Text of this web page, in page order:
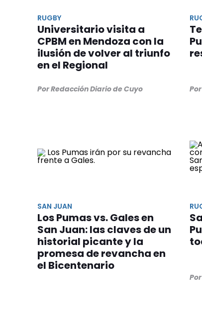
RUGBY
Universitario visita a
CPBM en Mendoza con la
ilusión de volver al triunfo
en el Regional
Por Redacción Diario de Cuyo
SAN JUAN
Los Pumas vs. Gales en
San Juan: las claves de un
historial picante y la
promesa de revancha en
el Bicentenario